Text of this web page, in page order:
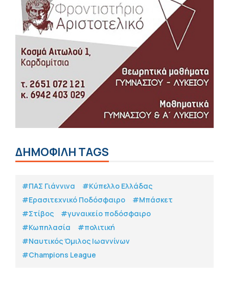
ΔΗΜΟΦΙΛΗ TAGS
#ΠΑΣ Γιάννινα
#Κύπελλο Ελλάδας
#Eρασιτεχνικό Ποδόσφαιρο
#Μπάσκετ
#Στίβος
#γυναικείο ποδόσφαιρο
#Κωπηλασία
#πολιτική
#Ναυτικός Όμιλος Ιωαννίνων
#Champions League